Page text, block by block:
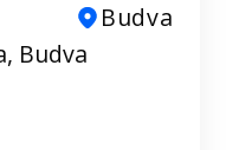
Budva
Budva